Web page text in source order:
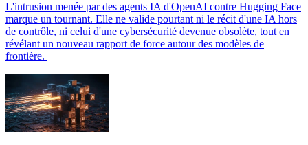
L'intrusion menée par des agents IA d'OpenAI contre Hugging Face
marque un tournant. Elle ne valide pourtant ni le récit d'une IA hors
de contrôle, ni celui d'une cybersécurité devenue obsolète, tout en
révélant un nouveau rapport de force autour des modèles de
frontière.